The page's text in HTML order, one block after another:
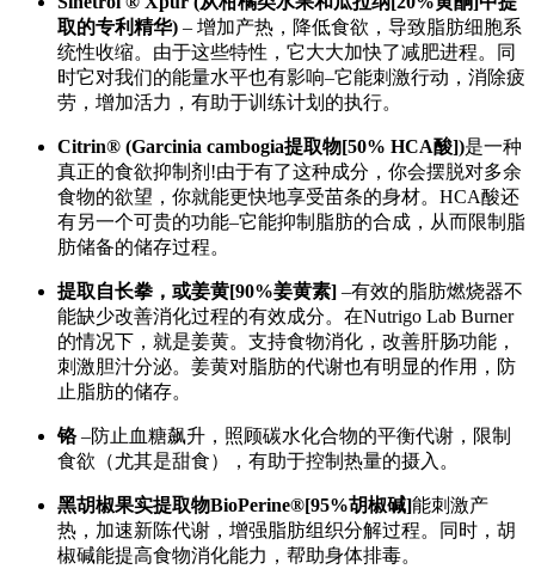
取的专利精华) – 增加产热，降低食欲，导致脂肪细胞系
统性收缩。由于这些特性，它大大加快了减肥进程。同
时它对我们的能量水平也有影响–它能刺激行动，消除疲
劳，增加活力，有助于训练计划的执行。
Citrin® (Garcinia cambogia提取物[50% HCA酸])是一种
真正的食欲抑制剂!由于有了这种成分，你会摆脱对多余
食物的欲望，你就能更快地享受苗条的身材。HCA酸还
有另一个可贵的功能–它能抑制脂肪的合成，从而限制脂
肪储备的储存过程。
提取自长拳，或姜黄[90%姜黄素] –有效的脂肪燃烧器不
能缺少改善消化过程的有效成分。在Nutrigo Lab Burner
的情况下，就是姜黄。支持食物消化，改善肝肠功能，
刺激胆汁分泌。姜黄对脂肪的代谢也有明显的作用，防
止脂肪的储存。
铬–防止血糖飙升，照顾碳水化合物的平衡代谢，限制
食欲（尤其是甜食），有助于控制热量的摄入。
黑胡椒果实提取物BioPerine®[95%胡椒碱]能刺激产
热，加速新陈代谢，增强脂肪组织分解过程。同时，胡
椒碱能提高食物消化能力，帮助身体排毒。